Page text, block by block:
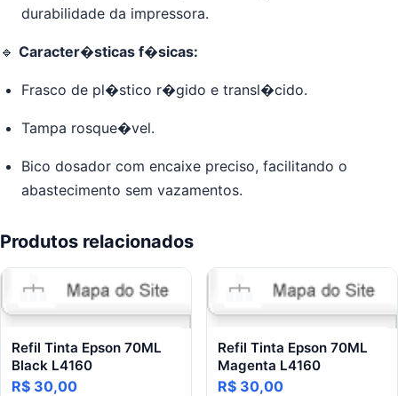
durabilidade da impressora.
🔹 Caracter�sticas f�sicas:
Frasco de pl�stico r�gido e transl�cido.
Tampa rosque�vel.
Bico dosador com encaixe preciso, facilitando o
abastecimento sem vazamentos.
Produtos relacionados
Refil Tinta Epson 70ML
Black L4160
R$ 30,00
Refil Tinta Epson 70ML
Magenta L4160
R$ 30,00